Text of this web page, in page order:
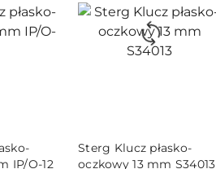
IP/O-12
Sterg Klucz płasko-
oczkowy 13 mm S34013
DO KOSZYKA